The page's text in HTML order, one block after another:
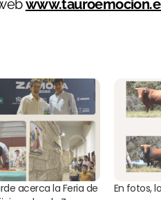
acerca la Feria de
En fotos,